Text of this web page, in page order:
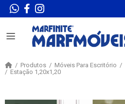
Produtos Móveis Para Escritório
Estação 1,20x1,20